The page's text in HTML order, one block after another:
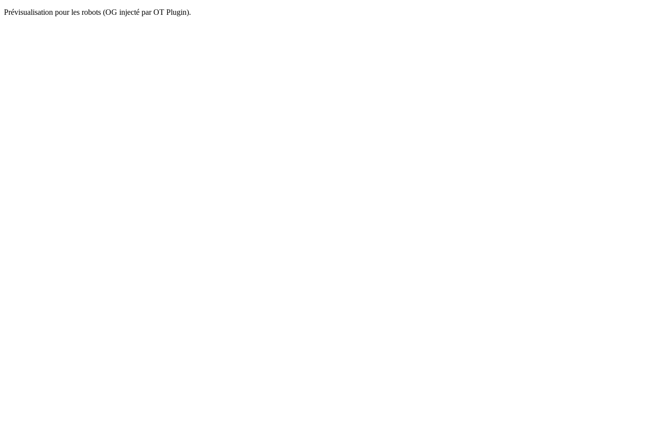
Prévisualisation pour les robots (OG injecté par OT Plugin).